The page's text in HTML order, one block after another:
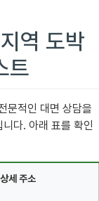
역 도박
트
문적인 대면 상담을
다. 아래 표를 확인
상세 주소